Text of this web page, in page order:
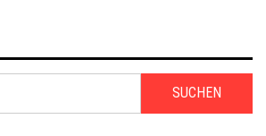
SUCHEN